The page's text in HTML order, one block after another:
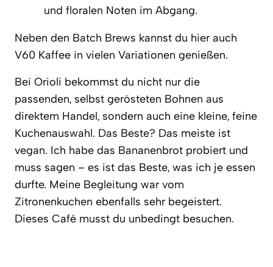
und floralen Noten im Abgang.
Neben den Batch Brews kannst du hier auch
V60 Kaffee in vielen Variationen genießen.
Bei Orioli bekommst du nicht nur die
passenden, selbst gerösteten Bohnen aus
direktem Handel, sondern auch eine kleine, feine
Kuchenauswahl. Das Beste? Das meiste ist
vegan. Ich habe das Bananenbrot probiert und
muss sagen – es ist das Beste, was ich je essen
durfte. Meine Begleitung war vom
Zitronenkuchen ebenfalls sehr begeistert.
Dieses Café musst du unbedingt besuchen.